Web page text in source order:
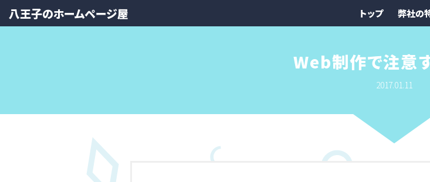
八王子のホームページ屋 トップ 弊社の
Web制作で注意
2017.01.11